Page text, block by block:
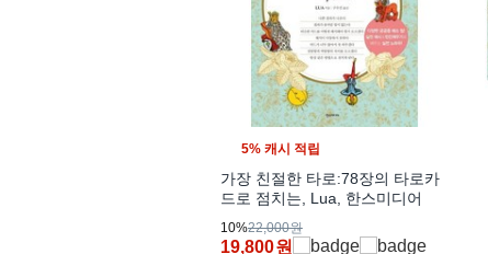
5% 캐시 적립
가장 친절한 타로:78장의 타로카
드로 점치는, Lua, 한스미디어
10%22,000원
19,800원